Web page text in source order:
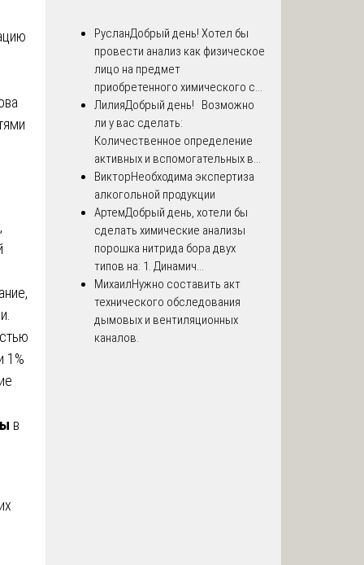
1%
в
РусланДобрый день! Хотел бы
провести анализ как физическое
лицо на предмет
приобретенного химического с...
ЛилияДобрый день! Возможно
ли у вас сделать:
Количественное определение
активных и вспомогательных в...
ВикторНеобходима экспертиза
алкогольной продукции
АртемДобрый день, хотели бы
сделать химические анализы
порошка нитрида бора двух
типов на: 1. Динамич...
МихаилНужно составить акт
технического обследования
дымовых и вентиляционных
каналов.